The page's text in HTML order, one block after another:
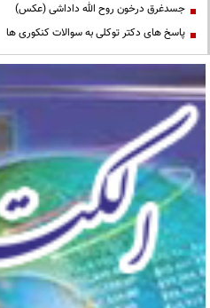
جسدغرق درخون روح الله داداشی (عکس)
پاسخ های دکتر توکلی به سوالات کنکوری ها